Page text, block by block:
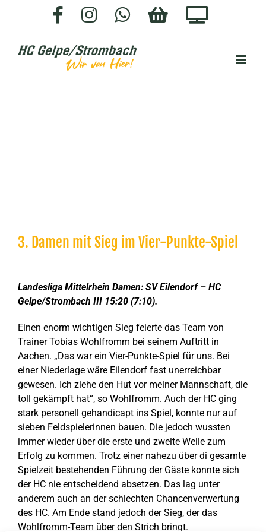
FacebookInstagram
WhatsApp
HC-
3. Damen mit Sieg im Vier-Punkte-Spiel
grösseres
Bild
Landesliga Mittelrhein Damen: SV Eilendorf – HC
Gelpe/Strombach III 15:20 (7:10).
Einen enorm wichtigen Sieg feierte das Team von
Trainer Tobias Wohlfromm bei seinem Auftritt in
Aachen. „Das war ein Vier-Punkte-Spiel für uns. Bei
einer Niederlage wäre Eilendorf fast unerreichbar
gewesen. Ich ziehe den Hut vor meiner Mannschaft, die
toll gekämpft hat“, so Wohlfromm. Auch der HC ging
stark personell gehandicapt ins Spiel, konnte nur auf
sieben Feldspielerinnen bauen. Die jedoch wussten
immer wieder über die erste und zweite Welle zum
Erfolg zu kommen. Trotz einer nahezu über di gesamte
Spielzeit bestehenden Führung der Gäste konnte sich
der HC nie entscheidend absetzen. Das lag unter
anderem auch an der schlechten Chancenverwertung
des HC. Am Ende stand jedoch der Sieg, der das
Wohlfromm-Team über den Strich bringt.